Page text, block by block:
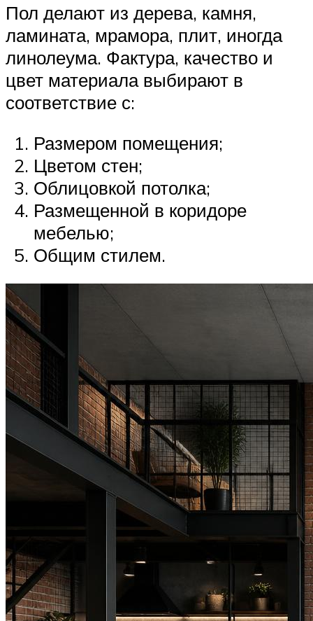
Пол делают из дерева, камня,
ламината, мрамора, плит, иногда
линолеума. Фактура, качество и
цвет материала выбирают в
соответствие с:
Размером помещения;
Цветом стен;
Облицовкой потолка;
Размещенной в коридоре
мебелью;
Общим стилем.